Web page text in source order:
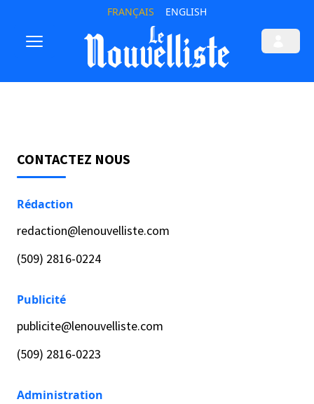
FRANÇAIS ENGLISH
CONTACTEZ NOUS
Rédaction
redaction@lenouvelliste.com
(509) 2816-0224
Publicité
publicite@lenouvelliste.com
(509) 2816-0223
Administration